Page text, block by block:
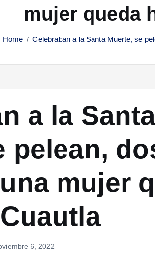
mujer queda
Home Celebraban a la Santa Muerte, se
a la Santa
pelean,
mujer
6, 2022